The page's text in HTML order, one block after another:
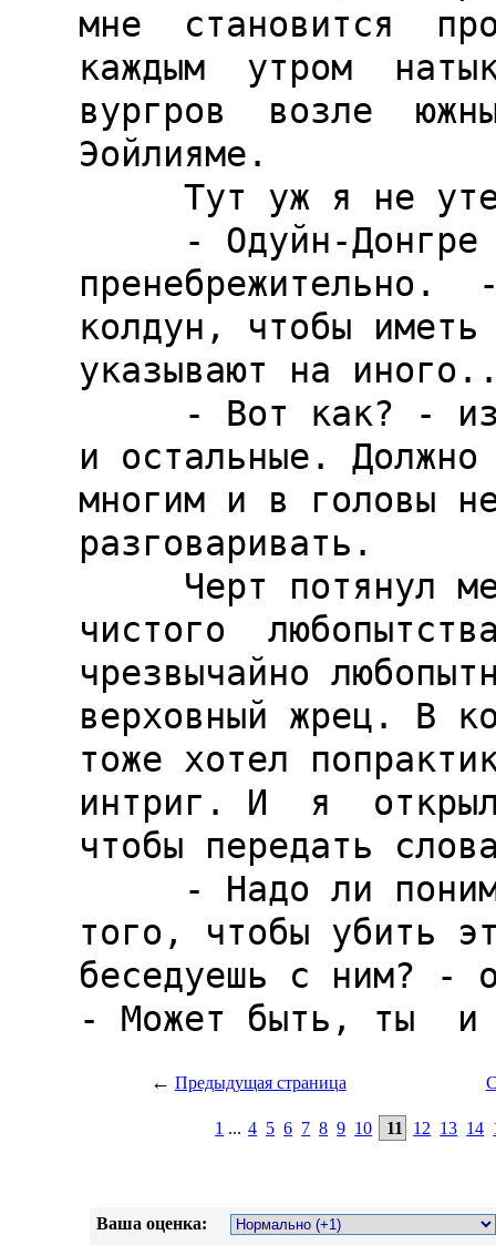
← Предыдущая страница
1 ... 4 5 6 7 8 9 10 11 12 13 14
Ваша оценка: